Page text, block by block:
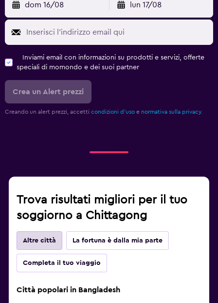
dom 16/08 lun 17/08
Inviami email con informazioni su prodotti e servizi, offerte
speciali di momondo e dei suoi partner
Crea un Alert prezzi
Creando un alert prezzi, accetti condizioni d'uso e normativa sulla privacy.
Trova risultati migliori per il tuo
soggiorno a Chittagong
Altre città La fortuna è dalla mia parte
Completa il tuo viaggio
Città popolari in Bangladesh